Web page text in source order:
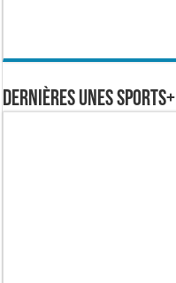
Dernières Unes Sports+